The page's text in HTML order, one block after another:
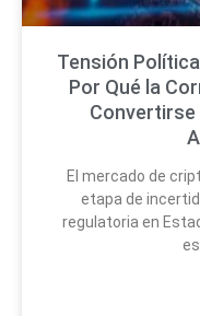
Tensión
Por Qué la
Convertirse
El mercado de
etapa de
regulatoria en